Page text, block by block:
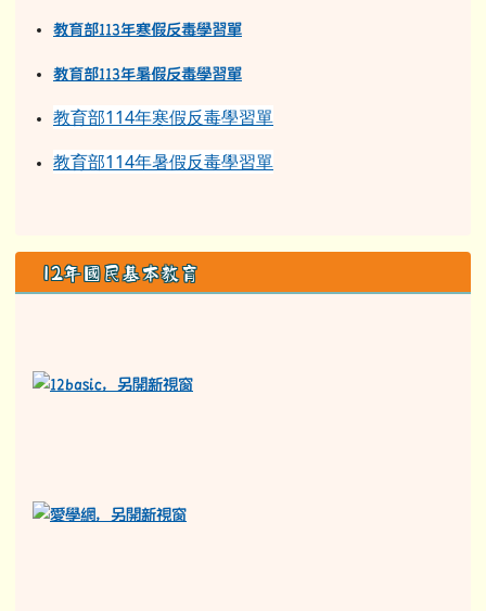
教育部113年寒假反毒學習單
教育部113年暑假反毒學習單
教育部114年寒假反毒學習單
教育部114年暑假反毒學習單
12年國民基本教育